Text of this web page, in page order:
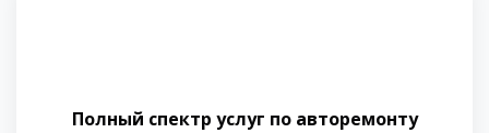
Полный спектр услуг по авторемонту